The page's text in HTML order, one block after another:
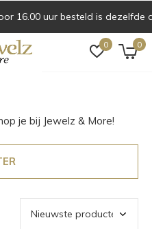
0 0
dezelfde dag verzonden
je bij Jewelz & More!